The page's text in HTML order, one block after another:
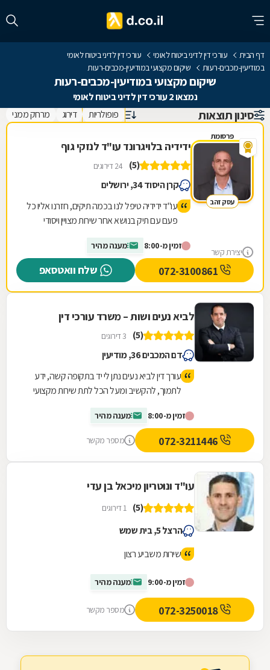
דף הבית עורכי דין לדיני ביטוח לאומי
עורכי דין לדיני ביטוח לאומי
במודיעין-מכבים-רעות
שיקום מקצועי במודיעין-מכבים-רעות
שיקום מקצועי במודיעין-מכבים-רעות
נמצאו 2 עורכי דין לדיני ביטוח לאומי
סינון תוצאות פופולריות דירוג מרחק ממני
פרסומת
עסק זהב
יצירת קשר
ידידיה בלויגרונד עו"ד לנזקי גוף
(5) 24 דירוגים
קרן היסוד 34, ירושלים
עו"ד ידידיה טיפל לנו בכמה תיקים, חזרנו אליו כל
פעם עם תיק בנושא אחר שירות מצויין ויסודי
זמין מ-8:00 מענה מהיר
שלח וואטסאפ
לביא נעים ושות – משרד עורכי דין
(5) 3 דירוגים
דם המכבים 36, מודיעין
עורך דין לביא נעים נתן לי יד בתקופה קשה, ידע
לתמוך, להקשיב ומעל הכל לתת שירות מקצועי
זמין מ-8:00 מענה מהיר
מספר מקשר
עו"ד ונוטריון מיכאל בן עדי
(5) 1 דירוגים
הרצל 5, בית שמש
שירות משביע רצון
זמין מ-9:00 מענה מהיר
072-3250018 מספר מקשר